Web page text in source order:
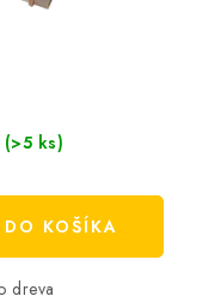
(>5 ks)
DO KOŠÍKA
dreva